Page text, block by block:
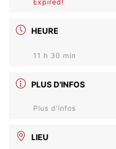
Expired!
HEURE
11 h 30 min
PLUS D'INFOS
Plus d'infos
LIEU